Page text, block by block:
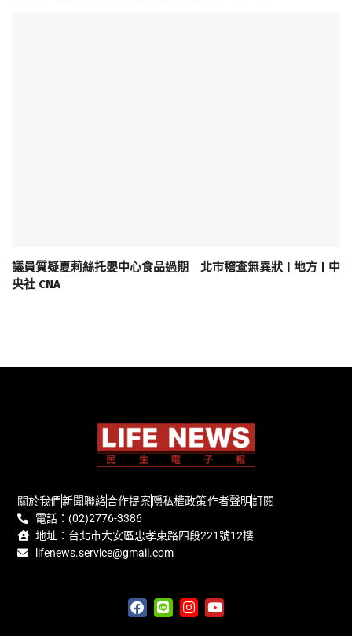
議員質疑夏莉絲托嬰中心食品過期 北市稽查無異狀 | 地方 | 中
央社 CNA
關於我們新聞聯絡合作提案隱私權政策作者聲明訂閱
電話：(02)2776-3386
地址：台北市大安區忠孝東路四段221號12樓
lifenews.service@gmail.com